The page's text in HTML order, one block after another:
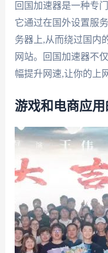
回国加速器是一种专
它通过在国外设置服
务器上,从而绕过国内
网站。回国加速器不
幅提升网速,让你的上
游戏和电商应